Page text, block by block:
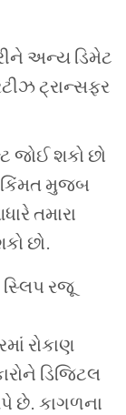
અન્ય ડિમેટ
ટ્રાન્સફર
જોઈશકો છો
કિંમતમુજબ
તમારા
છો.
સ્લિપ રજૂ
રોકાણ
ડિજિટલ
છે. કાગળના